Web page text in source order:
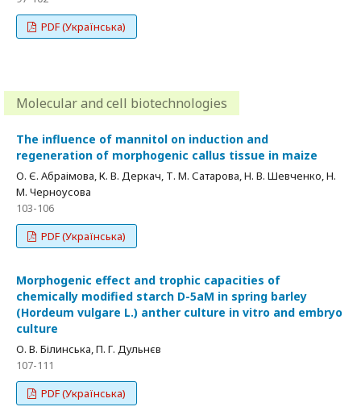
PDF (Українська)
Molecular and cell biotechnologies
The influence of mannitol on induction and
regeneration of morphogenic callus tissue in maize
О. Є. Абраімова, К. В. Деркач, Т. М. Сатарова, Н. В. Шевченко, Н.
М. Черноусова
103-106
PDF (Українська)
Morphogenic effect and trophic capacities of
chemically modified starch D-5aM in spring barley
(Hordeum vulgare L.) anther culture in vitro and embryo
culture
О. В. Білинська, П. Г. Дульнєв
107-111
PDF (Українська)